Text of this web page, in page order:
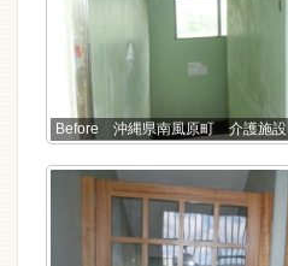
Before 沖縄県南風原町 介護施設